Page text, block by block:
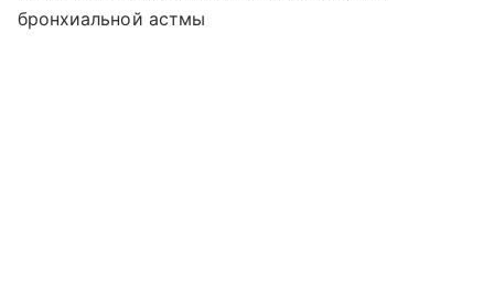
бронхиальной астмы